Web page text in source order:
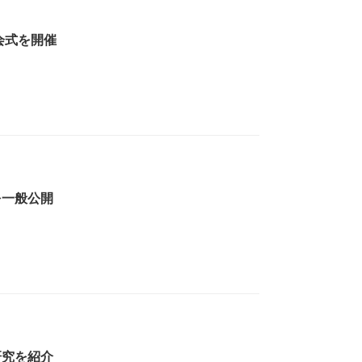
式を開催
般公開
を紹介